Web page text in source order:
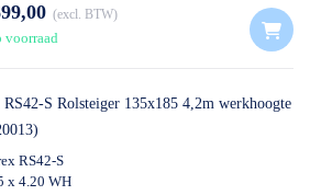
excl. BTW
voorraad
S Rolsteiger 135x185 4,2m werkhoogte
RS42-S
x 4.20 WH